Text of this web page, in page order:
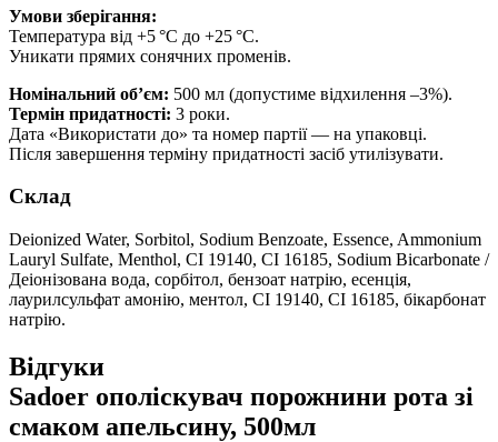
Умови зберігання:
Температура від +5 °C до +25 °C.
Уникати прямих сонячних променів.
Номінальний об’єм: 500 мл (допустиме відхилення –3%).
Термін придатності: 3 роки.
Дата «Використати до» та номер партії — на упаковці.
Після завершення терміну придатності засіб утилізувати.
Склад
Deionized Water, Sorbitol, Sodium Benzoate, Essence, Ammonium
Lauryl Sulfate, Menthol, CI 19140, CI 16185, Sodium Bicarbonate /
Деіонізована вода, сорбітол, бензоат натрію, есенція,
лаурилсульфат амонію, ментол, CI 19140, CI 16185, бікарбонат
натрію.
Відгуки
Sadoer ополіскувач порожнини рота зі
смаком апельсину, 500мл